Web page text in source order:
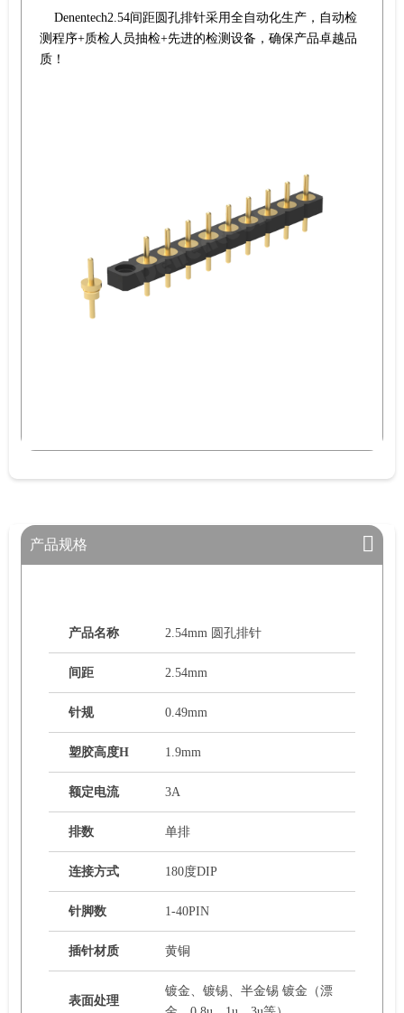
Denentech2.54间距圆孔排针采用全自动化生产，自动检
测程序+质检人员抽检+先进的检测设备，确保产品卓越品
质！
产品规格
产品名称 2.54mm 圆孔排针
间距 2.54mm
针规 0.49mm
塑胶高度H 1.9mm
额定电流 3A
排数 单排
连接方式 180度DIP
针脚数 1-40PIN
插针材质 黄铜
表面处理
镀金、镀锡、半金锡 镀金（漂